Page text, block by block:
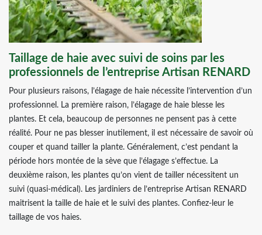
Taillage de haie avec suivi de soins par les
professionnels de l’entreprise Artisan RENARD
Pour plusieurs raisons, l’élagage de haie nécessite l’intervention d’un
professionnel. La première raison, l’élagage de haie blesse les
plantes. Et cela, beaucoup de personnes ne pensent pas à cette
réalité. Pour ne pas blesser inutilement, il est nécessaire de savoir où
couper et quand tailler la plante. Généralement, c’est pendant la
période hors montée de la sève que l’élagage s’effectue. La
deuxième raison, les plantes qu’on vient de tailler nécessitent un
suivi (quasi-médical). Les jardiniers de l’entreprise Artisan RENARD
maitrisent la taille de haie et le suivi des plantes. Confiez-leur le
taillage de vos haies.